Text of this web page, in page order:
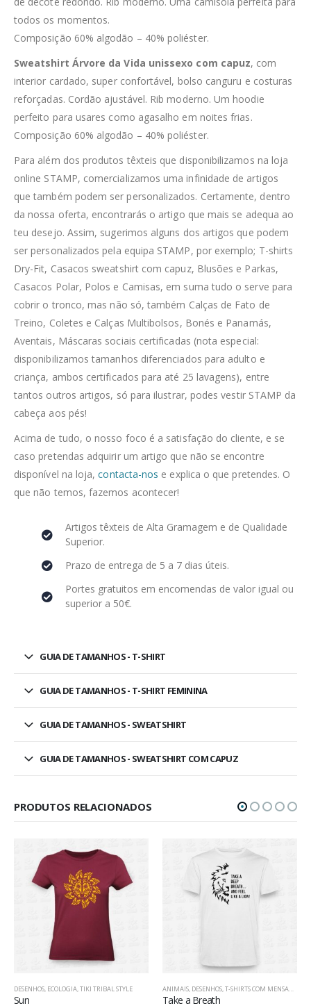
todos os momentos.
Composição 60% algodão – 40% poliéster.
Sweatshirt Árvore da Vida unissexo com capuz, com
interior cardado, super confortável, bolso canguru e costuras
reforçadas. Cordão ajustável. Rib moderno. Um hoodie
perfeito para usares como agasalho em noites frias.
Composição 60% algodão – 40% poliéster.
Para além dos produtos têxteis que disponibilizamos na loja
online STAMP, comercializamos uma infinidade de artigos
que também podem ser personalizados. Certamente, dentro
da nossa oferta, encontrarás o artigo que mais se adequa ao
teu desejo. Assim, sugerimos alguns dos artigos que podem
ser personalizados pela equipa STAMP, por exemplo; T-shirts
Dry-Fit, Casacos sweatshirt com capuz, Blusões e Parkas,
Casacos Polar, Polos e Camisas, em suma tudo o serve para
cobrir o tronco, mas não só, também Calças de Fato de
Treino, Coletes e Calças Multibolsos, Bonés e Panamás,
Aventais, Máscaras sociais certificadas (nota especial:
disponibilizamos tamanhos diferenciados para adulto e
criança, ambos certificados para até 25 lavagens), entre
tantos outros artigos, só para ilustrar, podes vestir STAMP da
cabeça aos pés!
Acima de tudo, o nosso foco é a satisfação do cliente, e se
caso pretendas adquirir um artigo que não se encontre
disponível na loja,contacta-nos e explica o que pretendes. O
que não temos, fazemos acontecer!
Artigos têxteis de Alta Gramagem e de Qualidade
Superior.
Prazo de entrega de 5 a 7 dias úteis.
Portes gratuitos em encomendas de valor igual ou
superior a 50€.
GUIA DE TAMANHOS - T-SHIRT
GUIA DE TAMANHOS - T-SHIRT FEMININA
GUIA DE TAMANHOS - SWEATSHIRT
GUIA DE TAMANHOS - SWEATSHIRT COM CAPUZ
PRODUTOS RELACIONADOS
DESENHOS, ECOLOGIA,TIKI TRIBAL STYLE
Sun
ANIMAIS, DESENHOS,T-SHIRTS COM MENSAGENS
Take a Breath